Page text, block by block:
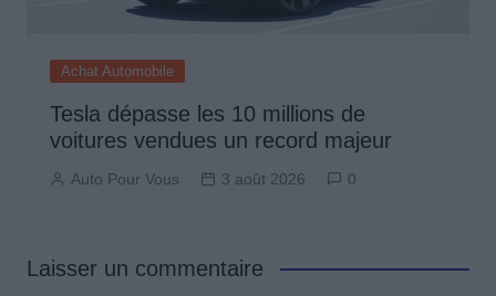
Achat Automobile
Tesla dépasse les 10 millions de
voitures vendues un record majeur
Auto Pour Vous 3 août 2026 0
Laisser un commentaire